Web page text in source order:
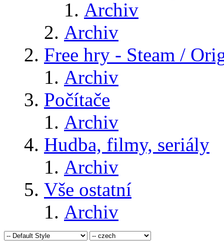
Archiv
Archiv
Free hry - Steam /
Archiv
Počítače
Archiv
Hudba, filmy, seriály
Archiv
Vše ostatní
Archiv